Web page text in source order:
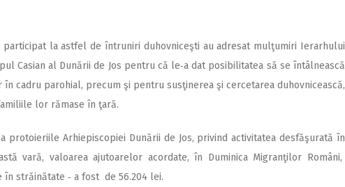
la astfel de întruniri duhovniceşti au adresat mulţumiri Ierarhului
Casian al Dunării de Jos pentru că le‑a dat posibilitatea să se întâlnească
cadru parohial, precum şi pentru susţinerea şi cercetarea duhovnicească,
lor rămase în ţară.
Arhiepiscopiei Dunării de Jos, privind activitatea desfăşurată în
vară, valoa­rea ajutoarelor acordate, în Duminica Migranţilor Români,
străinătate ‑ a fost de 56.204 lei.